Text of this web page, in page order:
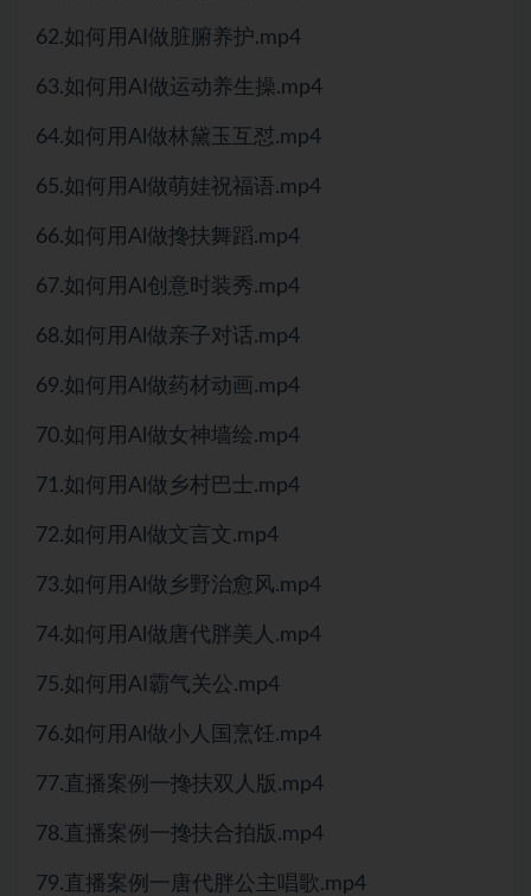
62.如何用AI做脏腑养护.mp4
63.如何用AI做运动养生操.mp4
64.如何用Al做林黛玉互怼.mp4
65.如何用Al做萌娃祝福语.mp4
66.如何用Al做搀扶舞蹈.mp4
67.如何用Al创意时装秀.mp4
68.如何用Al做亲子对话.mp4
69.如何用Al做药材动画.mp4
70.如何用Al做女神墙绘.mp4
71.如何用Al做乡村巴士.mp4
72.如何用Al做文言文.mp4
73.如何用Al做乡野治愈风.mp4
74.如何用Al做唐代胖美人.mp4
75.如何用AI霸气关公.mp4
76.如何用Al做小人国烹饪.mp4
77.直播案例一搀扶双人版.mp4
78.直播案例一搀扶合拍版.mp4
79.直播案例一唐代胖公主唱歌.mp4